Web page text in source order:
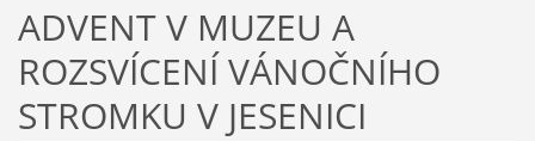
ADVENT V MUZEU A
ROZSVÍCENÍ VÁNOČNÍHO
STROMKU V JESENICI